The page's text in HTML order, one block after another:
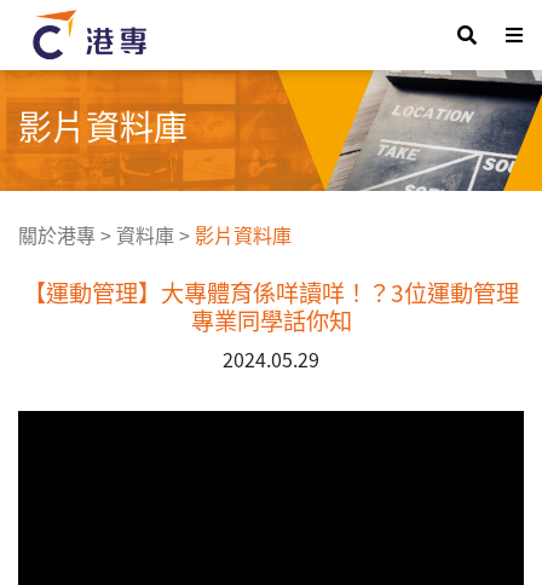
影片資料庫
關於港專>資料庫> 影片資料庫
【運動管理】大專體育係咩讀咩！？3位運動管理
專業同學話你知
2024.05.29